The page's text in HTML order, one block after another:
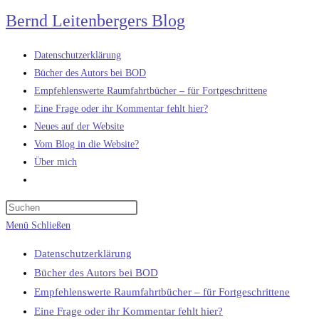
Zum
Inhalt
springen
Bernd Leitenbergers Blog
Datenschutzerklärung
Bücher des Autors bei BOD
Empfehlenswerte Raumfahrtbücher – für Fortgeschrittene
Eine Frage oder ihr Kommentar fehlt hier?
Neues auf der Website
Vom Blog in die Website?
Über mich
umschalten
Menü Schließen
Datenschutzerklärung
Bücher des Autors bei BOD
Empfehlenswerte Raumfahrtbücher – für Fortgeschrittene
Eine Frage oder ihr Kommentar fehlt hier?